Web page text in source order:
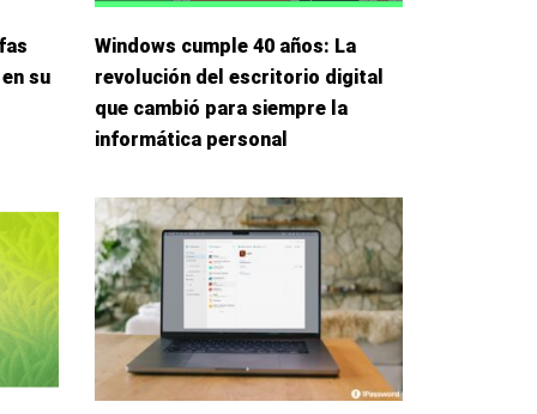
su
Windows cumple 40 años: La
revolución del escritorio digital
que cambió para siempre la
informática personal